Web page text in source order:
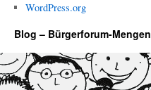
WordPress.org
Blog – Bürgerforum-Mengen